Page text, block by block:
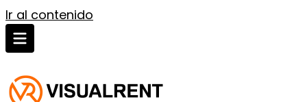
Ir al contenido